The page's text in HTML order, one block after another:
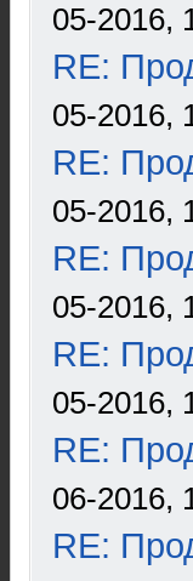
05-2016,
RE:
05-2016,
RE:
05-2016,
RE:
05-2016,
RE:
05-2016,
RE:
06-2016,
RE: